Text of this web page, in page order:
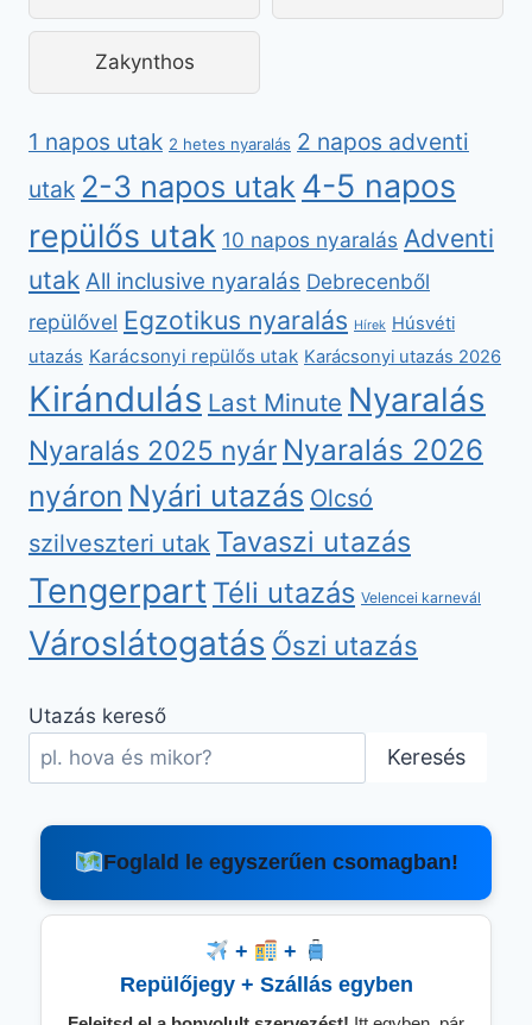
Zakynthos
1 napos utak 2 hetes nyaralás 2 napos adventi
utak 2-3 napos utak4-5 napos
repülős utak 10 napos nyaralás Adventi
utak All inclusive nyaralás Debrecenből
repülővel Egzotikus nyaralás Hírek Húsvéti
utazás Karácsonyi repülős utak Karácsonyi utazás 2026
Kirándulás Last Minute Nyaralás
Nyaralás 2025 nyár Nyaralás 2026
nyáron Nyári utazás Olcsó
szilveszteri utak Tavaszi utazás
Tengerpart Téli utazás Velencei karnevál
Városlátogatás Őszi utazás
Utazás kereső
Keresés
Foglald le egyszerűen csomagban!
+
+
Repülőjegy + Szállás egyben